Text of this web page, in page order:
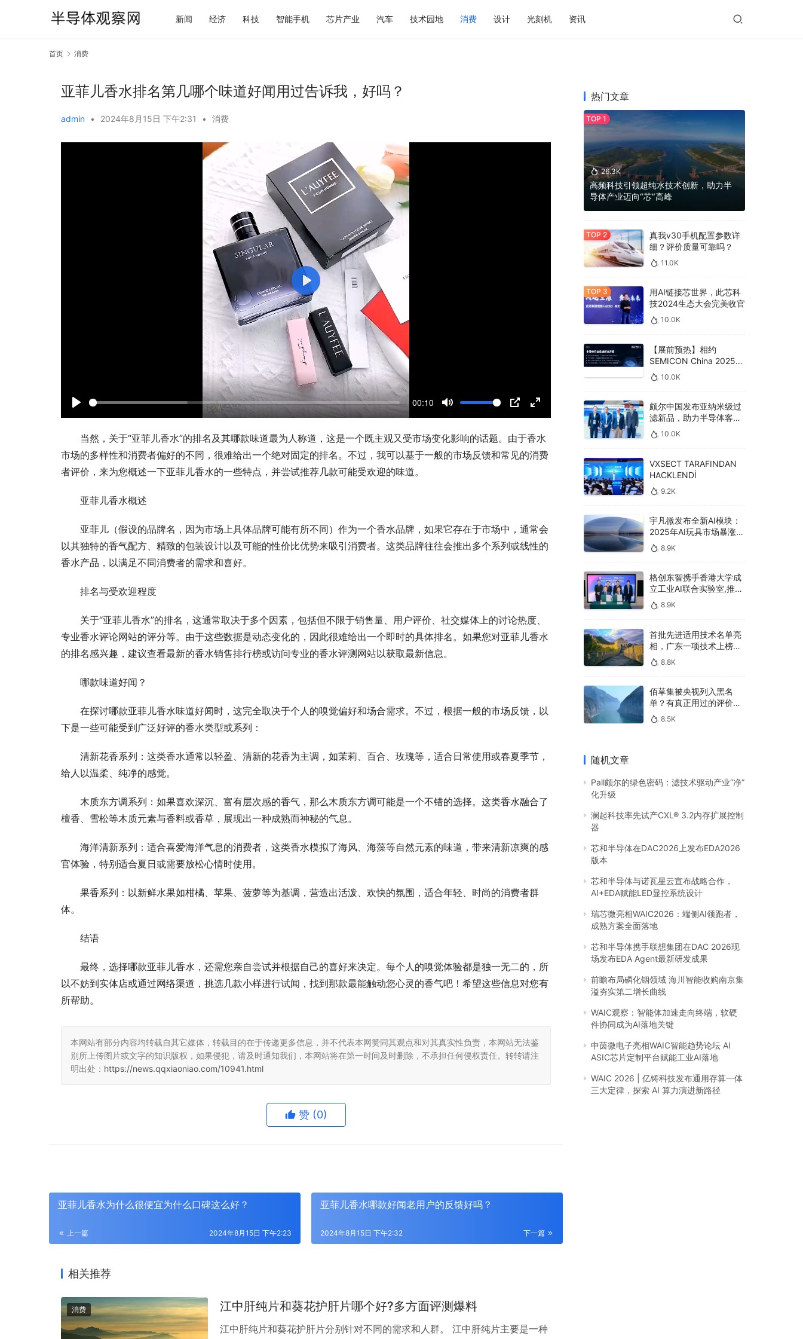
新闻 经济 科技 智能手机 芯片产业 汽车 技术园地 消费 设计 光刻机 资讯
首页 消费
亚菲儿香水排名第几哪个味道好闻用过告诉我，好吗？
admin • 2024年8月15日 下午2:31 • 消费
P
a
y
00:10
M
u
t
e
P
P
E
t
e
l
l
e
n
P
a
y
当然，关于“亚菲儿香水”的排名及其哪款味道最为人称道，这是一个既主观又受市场变化影响的话题。由于香水
市场的多样性和消费者偏好的不同，很难给出一个绝对固定的排名。不过，我可以基于一般的市场反馈和常见的消费
者评价，来为您概述一下亚菲儿香水的一些特点，并尝试推荐几款可能受欢迎的味道。
亚菲儿香水概述
亚菲儿（假设的品牌名，因为市场上具体品牌可能有所不同）作为一个香水品牌，如果它存在于市场中，通常会
以其独特的香气配方、精致的包装设计以及可能的性价比优势来吸引消费者。这类品牌往往会推出多个系列或线性的
香水产品，以满足不同消费者的需求和喜好。
排名与受欢迎程度
关于“亚菲儿香水”的排名，这通常取决于多个因素，包括但不限于销售量、用户评价、社交媒体上的讨论热度、
专业香水评论网站的评分等。由于这些数据是动态变化的，因此很难给出一个即时的具体排名。如果您对亚菲儿香水
的排名感兴趣，建议查看最新的香水销售排行榜或访问专业的香水评测网站以获取最新信息。
哪款味道好闻？
在探讨哪款亚菲儿香水味道好闻时，这完全取决于个人的嗅觉偏好和场合需求。不过，根据一般的市场反馈，以
下是一些可能受到广泛好评的香水类型或系列：
清新花香系列：这类香水通常以轻盈、清新的花香为主调，如茉莉、百合、玫瑰等，适合日常使用或春夏季节，
给人以温柔、纯净的感觉。
木质东方调系列：如果喜欢深沉、富有层次感的香气，那么木质东方调可能是一个不错的选择。这类香水融合了
檀香、雪松等木质元素与香料或香草，展现出一种成熟而神秘的气息。
海洋清新系列：适合喜爱海洋气息的消费者，这类香水模拟了海风、海藻等自然元素的味道，带来清新凉爽的感
官体验，特别适合夏日或需要放松心情时使用。
果香系列：以新鲜水果如柑橘、苹果、菠萝等为基调，营造出活泼、欢快的氛围，适合年轻、时尚的消费者群
体。
结语
最终，选择哪款亚菲儿香水，还需您亲自尝试并根据自己的喜好来决定。每个人的嗅觉体验都是独一无二的，所
以不妨到实体店或通过网络渠道，挑选几款小样进行试闻，找到那款最能触动您心灵的香气吧！希望这些信息对您有
所帮助。
本网站有部分内容均转载自其它媒体，转载目的在于传递更多信息，并不代表本网赞同其观点和对其真实性负责，本网站无法鉴
别所上传图片或文字的知识版权，如果侵犯，请及时通知我们，本网站将在第一时间及时删除，不承担任何侵权责任。转转请注
明出处： https://news.qqxiaoniao.com/10941.html
赞 (0)
亚菲儿香水为什么很便宜为什么口碑这么好？
上一篇 2024年8月15日 下午2:23
亚菲儿香水哪款好闻老用户的反馈好吗？
下一篇
2024年8月15日 下午2:32
相关推荐
消费 江中肝纯片和葵花护肝片哪个好?多方面评测爆料
江中肝纯片和葵花护肝片分别针对不同的需求和人群。 江中肝纯片主要是一种
热门文章
26.3K
高频科技引领超纯水技术创新，助力半
导体产业迈向“芯”高峰
真我v30手机配置参数详
细？评价质量可靠吗？
11.0K
用AI链接芯世界，此芯科
技2024生态大会完美收官
10.0K
【展前预热】相约
SEMICON China 2025，
德克威尔总线解决方案革
新助力半导体设备高效升
10.0K
颇尔中国发布亚纳米级过
滤新品，助力半导体客户
良率提升
10.0K
VXSECT TARAFINDAN
HACKLENDİ
9.2K
宇凡微发布全新AI模块：
2025年AI玩具市场暴涨
400亿，90%传统厂商的
生死战即将打响
8.9K
格创东智携手香港大学成
立工业AI联合实验室,推进
AMHS智能物料搬运调度
系统研发
8.9K
首批先进适用技术名单亮
相，广东一项技术上榜，
有何独特之处？
8.8K
佰草集被央视列入黑名
单？有真正用过的评价
吗？8.5K
随机文章
Pall颇尔的绿色密码：滤技术驱动产业“净”
化升级
澜起科技率先试产CXL® 3.2内存扩展控制
器
芯和半导体在DAC2026上发布EDA2026
版本
芯和半导体与诺瓦星云宣布战略合作，
AI+EDA赋能LED显控系统设计
瑞芯微亮相WAIC2026：端侧AI领跑者，
成熟方案全面落地
芯和半导体携手联想集团在DAC 2026现
场发布EDA Agent最新研发成果
前瞻布局磷化铟领域 海川智能收购南京集
溢夯实第二增长曲线
WAIC观察：智能体加速走向终端，软硬
件协同成为AI落地关键
中茵微电子亮相WAIC智能趋势论坛 AI
ASIC芯片定制平台赋能工业AI落地
WAIC 2026 | 亿铸科技发布通用存算一体
三大定律，探索 AI 算力演进新路径